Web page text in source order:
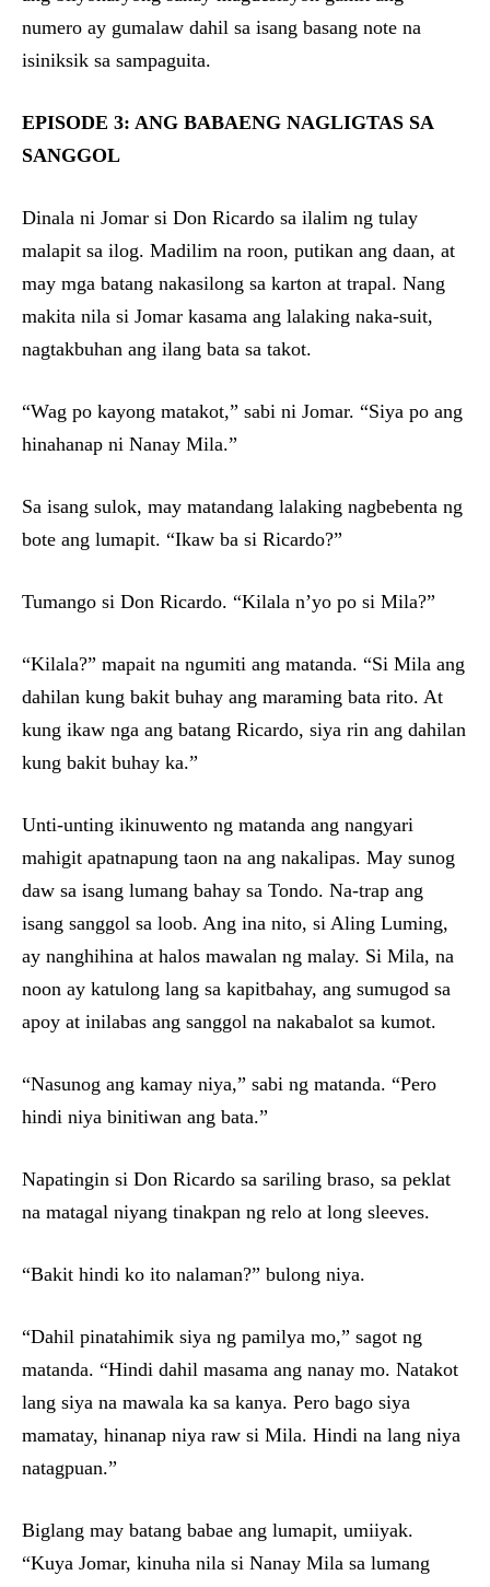
numero ay gumalaw dahil sa isang basang note na
isiniksik sa sampaguita.
EPISODE 3: ANG BABAENG NAGLIGTAS SA
SANGGOL
Dinala ni Jomar si Don Ricardo sa ilalim ng tulay
malapit sa ilog. Madilim na roon, putikan ang daan, at
may mga batang nakasilong sa karton at trapal. Nang
makita nila si Jomar kasama ang lalaking naka-suit,
nagtakbuhan ang ilang bata sa takot.
“Wag po kayong matakot,” sabi ni Jomar. “Siya po ang
hinahanap ni Nanay Mila.”
Sa isang sulok, may matandang lalaking nagbebenta ng
bote ang lumapit. “Ikaw ba si Ricardo?”
Tumango si Don Ricardo. “Kilala n’yo po si Mila?”
“Kilala?” mapait na ngumiti ang matanda. “Si Mila ang
dahilan kung bakit buhay ang maraming bata rito. At
kung ikaw nga ang batang Ricardo, siya rin ang dahilan
kung bakit buhay ka.”
Unti-unting ikinuwento ng matanda ang nangyari
mahigit apatnapung taon na ang nakalipas. May sunog
daw sa isang lumang bahay sa Tondo. Na-trap ang
isang sanggol sa loob. Ang ina nito, si Aling Luming,
ay nanghihina at halos mawalan ng malay. Si Mila, na
noon ay katulong lang sa kapitbahay, ang sumugod sa
apoy at inilabas ang sanggol na nakabalot sa kumot.
“Nasunog ang kamay niya,” sabi ng matanda. “Pero
hindi niya binitiwan ang bata.”
Napatingin si Don Ricardo sa sariling braso, sa peklat
na matagal niyang tinakpan ng relo at long sleeves.
“Bakit hindi ko ito nalaman?” bulong niya.
“Dahil pinatahimik siya ng pamilya mo,” sagot ng
matanda. “Hindi dahil masama ang nanay mo. Natakot
lang siya na mawala ka sa kanya. Pero bago siya
mamatay, hinanap niya raw si Mila. Hindi na lang niya
natagpuan.”
Biglang may batang babae ang lumapit, umiiyak.
“Kuya Jomar, kinuha nila si Nanay Mila sa lumang